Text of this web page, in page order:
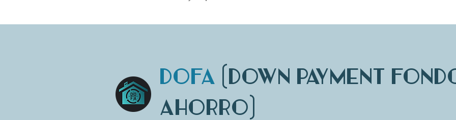
DOFA (Down Payment
Ahorro)